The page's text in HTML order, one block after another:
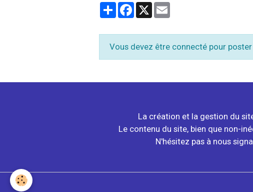
PartagerFacebook
X
Vous devez être connecté pour
La création et la gestion du
Le contenu du site, bien que non-
N'hésitez pas à nous